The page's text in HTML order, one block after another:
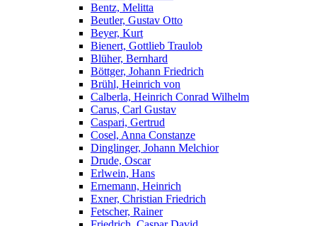
Bentz, Melitta
Beutler, Gustav Otto
Beyer, Kurt
Bienert, Gottlieb Traulob
Blüher, Bernhard
Böttger, Johann Friedrich
Brühl, Heinrich von
Calberla, Heinrich Conrad Wilhelm
Carus, Carl Gustav
Caspari, Gertrud
Cosel, Anna Constanze
Dinglinger, Johann Melchior
Drude, Oscar
Erlwein, Hans
Ernemann, Heinrich
Exner, Christian Friedrich
Fetscher, Rainer